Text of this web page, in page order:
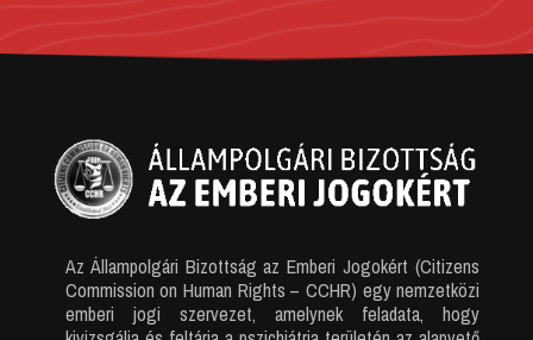
Az Állampolgári Bizottság az Emberi Jogokért (Citizens
Commission on Human Rights – CCHR) egy nemzetközi
emberi jogi szervezet, amelynek feladata, hogy